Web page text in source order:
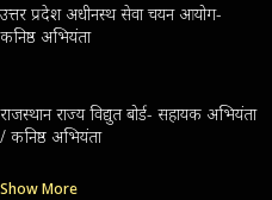
उत्तर प्रदेश अधीनस्थ सेवा चयन आयोग-
कनिष्ठ अभियंता
राजस्थान राज्य विद्युत बोर्ड- सहायक अभियंता
/ कनिष्ठ अभियंता
Show More